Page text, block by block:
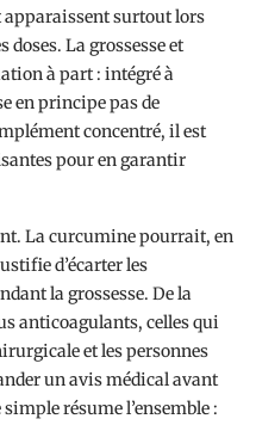
apparaissent surtout lors
doses. La grossesse et
à part : intégré à
en principe pas de
concentré, il est
pour en garantir
La curcumine pourrait, en
d’écarter les
la grossesse. De la
anticoagulants, celles qui
et les personnes
un avis médical avant
résume l’ensemble :